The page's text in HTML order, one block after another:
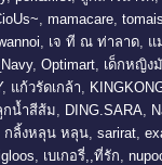
, mamacare,
, เจ ที ณ ท่าลาด, แ
, Optimart, เด็กหญิง
, แก้วรัดเกล้า,
กน้ำสีส้ม, DING.SARA,
กลิ้งหลุน หลุน, sarirat,
, เบเกอรี่,,ที่รัก,